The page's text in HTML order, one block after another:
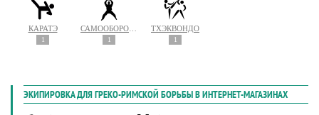
КАРАТЭ
1 1
ТХЭКВОНДО
1